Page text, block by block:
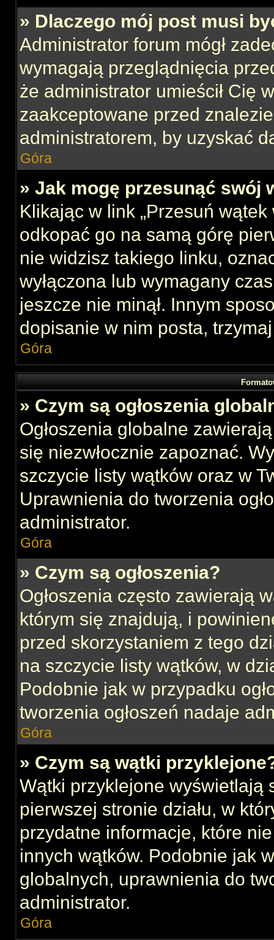
» Dlaczego mój post musi
Administrator forum mógł
wymagają przeglądnięcia
że administrator umieścił Cię
zaakceptowane przed
administratorem, by uzyskać
Góra
» Jak mogę przesunąć swój
Klikając w link „Przesuń
odkopać go na samą górę
nie widzisz takiego linku,
wyłączona lub wymagany
jeszcze nie minął. Innym
dopisanie w nim posta,
Góra
» Czym są ogłoszenia
Ogłoszenia globalne
się niezwłocznie zapoznać.
szczycie listy wątków oraz w
Uprawnienia do tworzenia
administrator.
Góra
» Czym są ogłoszenia?
Ogłoszenia często zawierają
którym się znajdują, i
przed skorzystaniem z tego
na szczycie listy wątków, w
Podobnie jak w przypadku
tworzenia ogłoszeń nadaje
Góra
» Czym są wątki
Wątki przyklejone wyświetlają
pierwszej stronie działu, w
przydatne informacje, które
innych wątków. Podobnie jak
globalnych, uprawnienia do
administrator.
Góra